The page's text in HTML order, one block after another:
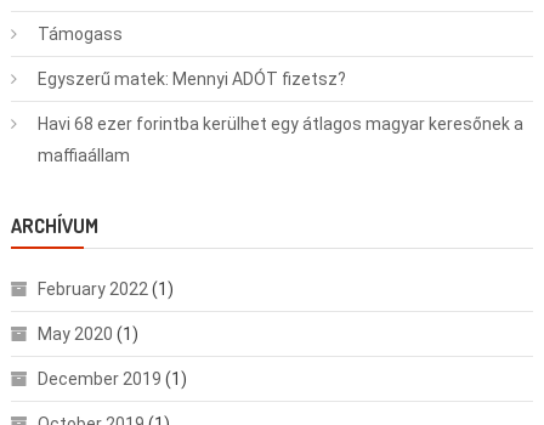
Támogass
Egyszerű matek: Mennyi ADÓT fizetsz?
Havi 68 ezer forintba kerülhet egy átlagos magyar keresőnek a
maffiaállam
ARCHÍVUM
February 2022 (1)
May 2020 (1)
December 2019 (1)